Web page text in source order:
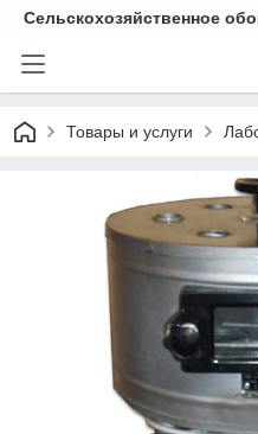
Cельскохозяйственное
Товары и услуги